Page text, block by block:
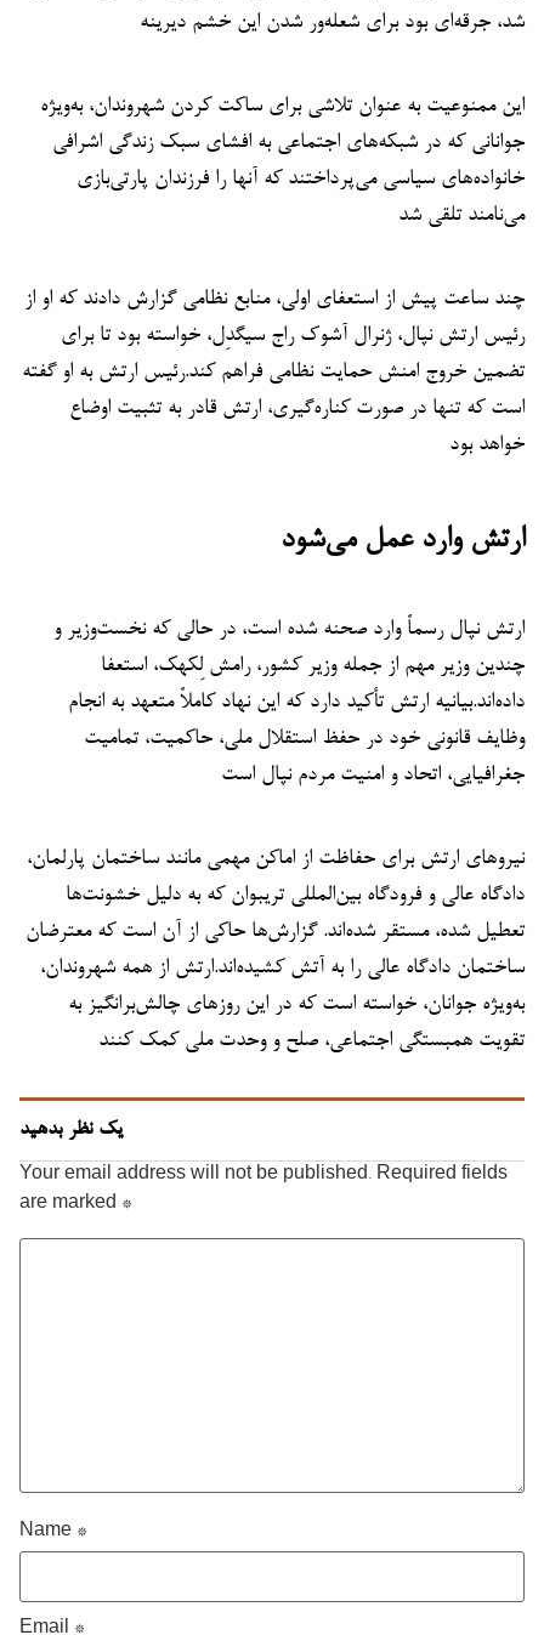
شد، جرقه‌ای بود برای شعله‌ور شدن این خشم دیرینه
این ممنوعیت به عنوان تلاشی برای ساکت کردن شهروندان، به‌ویژه
جوانانی که در شبکه‌های اجتماعی به افشای سبک زندگی اشرافی
خانواده‌های سیاسی می‌پرداختند که آنها را فرزندان پارتی‌بازی
می‌نامند تلقی شد
چند ساعت پیش از استعفای اولی، منابع نظامی گزارش دادند که او از
رئیس ارتش نپال، ژنرال آشوک راج سیگدِل، خواسته بود تا برای
تضمین خروج امنش حمایت نظامی فراهم کند.رئیس ارتش به او گفته
است که تنها در صورت کناره‌گیری، ارتش قادر به تثبیت اوضاع
خواهد بود
ارتش وارد عمل می‌شود
ارتش نپال رسماً وارد صحنه شده است، در حالی که نخست‌وزیر و
چندین وزیر مهم از جمله وزیر کشور، رامش لِکهک، استعفا
داده‌اند.بیانیه ارتش تأکید دارد که این نهاد کاملاً متعهد به انجام
وظایف قانونی خود در حفظ استقلال ملی، حاکمیت، تمامیت
جغرافیایی، اتحاد و امنیت مردم نپال است
نیروهای ارتش برای حفاظت از اماکن مهمی مانند ساختمان پارلمان،
دادگاه عالی و فرودگاه بین‌المللی تریبوان که به دلیل خشونت‌ها
تعطیل شده، مستقر شده‌اند. گزارش‌ها حاکی از آن است که معترضان
ساختمان دادگاه عالی را به آتش کشیده‌اند.ارتش از همه شهروندان،
به‌ویژه جوانان، خواسته است که در این روزهای چالش‌برانگیز به
تقویت همبستگی اجتماعی، صلح و وحدت ملی کمک کنند
یک نظر بدهید
Your email address will not be published. Required fields
are marked *
Name *
Email *